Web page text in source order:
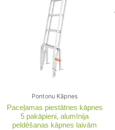
Pontonu Kāpnes
Paceļamas piestātnes kāpnes
5 pakāpieni, alumīnija
peldēšanas kāpnes laivām